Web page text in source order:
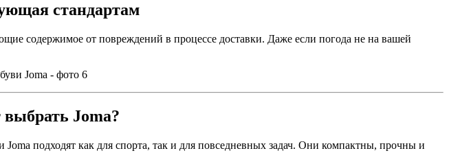
стандартам
содержимое от повреждений в процессе доставки. Даже если погода не на вашей
Joma?
подходят как для спорта, так и для повседневных задач. Они компактны, прочны и